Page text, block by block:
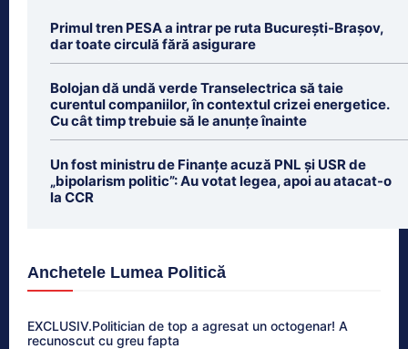
Primul tren PESA a intrar pe ruta București-Brașov,
dar toate circulă fără asigurare
Bolojan dă undă verde Transelectrica să taie
curentul companiilor, în contextul crizei energetice.
Cu cât timp trebuie să le anunțe înainte
Un fost ministru de Finanțe acuză PNL și USR de
„bipolarism politic”: Au votat legea, apoi au atacat-o
la CCR
Anchetele Lumea Politică
EXCLUSIV.Politician de top a agresat un octogenar! A
recunoscut cu greu fapta